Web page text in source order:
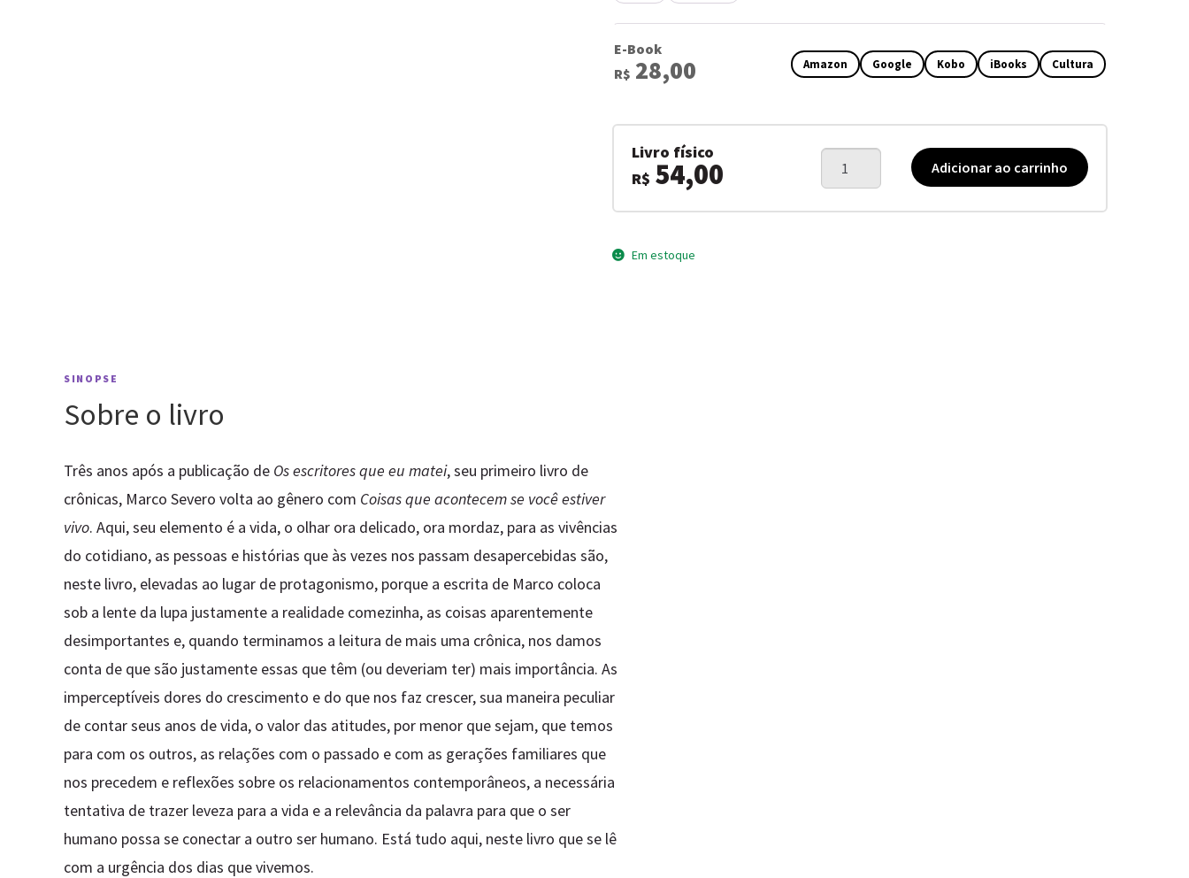
E-Book
R$ 28,00 Amazon Google Kobo iBooks Cultura
Livro físico
R$ 54,00
Coisas
Adicionar ao carrinho
Em estoque
SINOPSE
Sobre o livro
Três anos após a publicação de Os escritores que eu matei, seu primeiro livro de
crônicas, Marco Severo volta ao gênero com Coisas que acontecem se você estiver
vivo. Aqui, seu elemento é a vida, o olhar ora delicado, ora mordaz, para as vivências
do cotidiano, as pessoas e histórias que às vezes nos passam desapercebidas são,
neste livro, elevadas ao lugar de protagonismo, porque a escrita de Marco coloca
sob a lente da lupa justamente a realidade comezinha, as coisas aparentemente
desimportantes e, quando terminamos a leitura de mais uma crônica, nos damos
conta de que são justamente essas que têm (ou deveriam ter) mais importância. As
imperceptíveis dores do crescimento e do que nos faz crescer, sua maneira peculiar
de contar seus anos de vida, o valor das atitudes, por menor que sejam, que temos
para com os outros, as relações com o passado e com as gerações familiares que
nos precedem e reflexões sobre os relacionamentos contemporâneos, a necessária
tentativa de trazer leveza para a vida e a relevância da palavra para que o ser
humano possa se conectar a outro ser humano. Está tudo aqui, neste livro que se lê
com a urgência dos dias que vivemos.